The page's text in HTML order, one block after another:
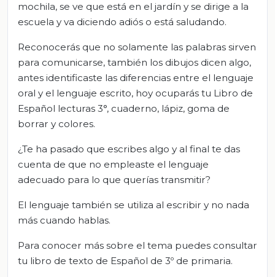
mochila, se ve que está en el jardín y se dirige a la
escuela y va diciendo adiós o está saludando.
Reconocerás que no solamente las palabras sirven
para comunicarse, también los dibujos dicen algo,
antes identificaste las diferencias entre el lenguaje
oral y el lenguaje escrito, hoy ocuparás tu Libro de
Español lecturas 3°, cuaderno, lápiz, goma de
borrar y colores.
¿Te ha pasado que escribes algo y al final te das
cuenta de que no empleaste el lenguaje
adecuado para lo que querías transmitir?
El lenguaje también se utiliza al escribir y no nada
más cuando hablas.
Para conocer más sobre el tema puedes consultar
tu libro de texto de Español de 3º de primaria.